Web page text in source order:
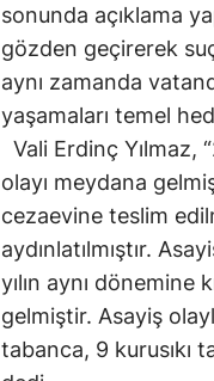
sonunda açıklama
gözden geçirerek
aynı zamanda
yaşamaları temel
Vali Erdinç Yılmaz,
olayı meydana
cezaevine teslim
aydınlatılmıştır.
yılın aynı dönemine
gelmiştir. Asayiş
tabanca, 9 kurusıkı